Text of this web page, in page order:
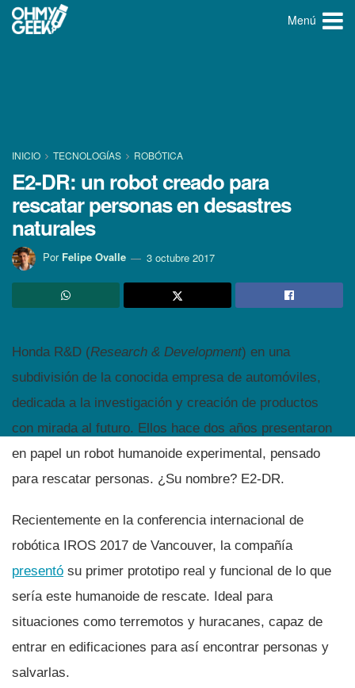
Menú
INICIO TECNOLOGÍ­AS ROBÓTICA
E2-DR: un robot creado para
rescatar personas en desastres
naturales
Por Felipe Ovalle 3 octubre 2017
Honda R&D (Research & Development) en una
subdivisión de la conocida empresa de automóviles,
dedicada a la investigación y creación de productos
con mirada al futuro. Ellos hace dos años presentaron
en papel un robot humanoide experimental, pensado
para rescatar personas. ¿Su nombre? E2-DR.
Recientemente en la conferencia internacional de
robótica IROS 2017 de Vancouver, la compañí­a
presentó su primer prototipo real y funcional de lo que
serí­a este humanoide de rescate. Ideal para
situaciones como terremotos y huracanes, capaz de
entrar en edificaciones para así­ encontrar personas y
salvarlas.